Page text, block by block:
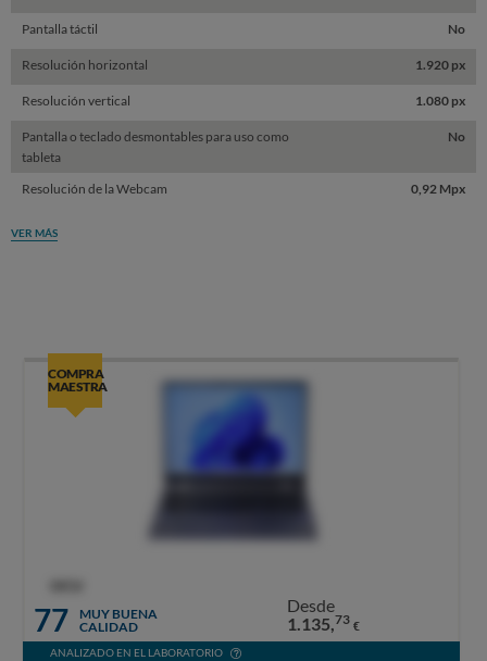
Pantalla táctil No
Resolución horizontal 1.920 px
Resolución vertical 1.080 px
Pantalla o teclado desmontables para uso como
tableta
No
Resolución de la Webcam 0,92 Mpx
VER MÁS
COMPRA
MAESTRA
77
MUY BUENA
CALIDAD
Desde
1.135,73 €
ANALIZADO EN EL LABORATORIO